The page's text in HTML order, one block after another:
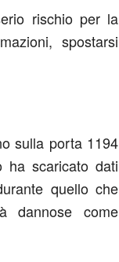
rischio per la
spostarsi
sulla porta 1194
ha scaricato dati
quello che
dannose come